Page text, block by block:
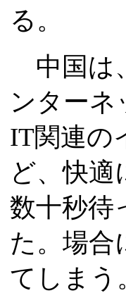
る。
中国は
ンター
IT関連の
ど、快
数十秒待
た。場合
てしまう